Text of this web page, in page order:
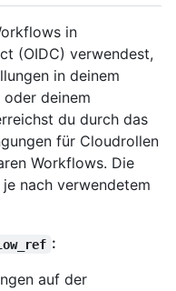
in
(OIDC) verwendest,
in deinem
deinem
du durch das
für Cloudrollen
Workflows. Die
nach verwendetem
:
auf der